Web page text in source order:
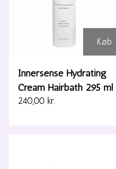
Køb
Innersense Hydrating
Cream Hairbath 295 ml
240,00 kr.